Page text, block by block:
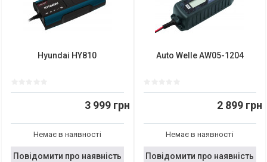
Hyundai HY810
3 999 грн
Немає в наявності
Повідомити про наявність
Auto Welle AW05-1204
2 899 грн
Немає в наявності
Повідомити про наявність